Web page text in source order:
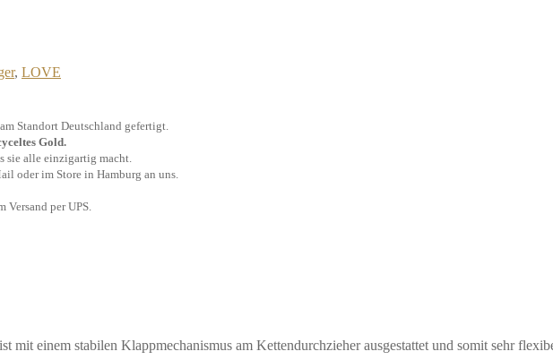
, LOVE
Standort Deutschland gefertigt.
Gold.
sie alle einzigartig macht.
oder im Store in Hamburg an uns.
Versand per UPS.
mit einem stabilen Klappmechanismus am Kettendurchzieher ausgestattet und somit sehr